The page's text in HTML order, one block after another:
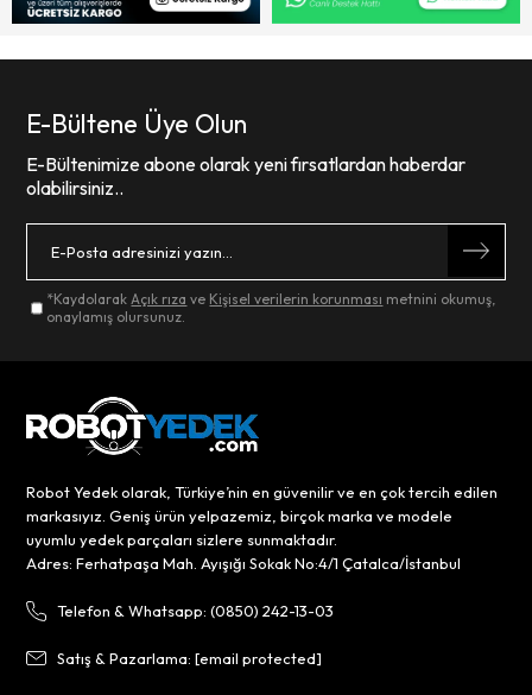
E-Bültene Üye Olun
E-Bültenimize abone olarak yeni fırsatlardan haberdar
olabilirsiniz..
*KaydolarakAçık rıza ve Kişisel verilerin korunması metnini okumuş,
onaylamış olursunuz.
Robot Yedek olarak, Türkiye’nin en güvenilir ve en çok tercih edilen
markasıyız. Geniş ürün yelpazemiz, birçok marka ve modele
uyumlu yedek parçaları sizlere sunmaktadır.
Adres: Ferhatpaşa Mah. Ayışığı Sokak No:4/1 Çatalca/İstanbul
Telefon & Whatsapp: (0850) 242-13-03
Satış & Pazarlama:[email protected]